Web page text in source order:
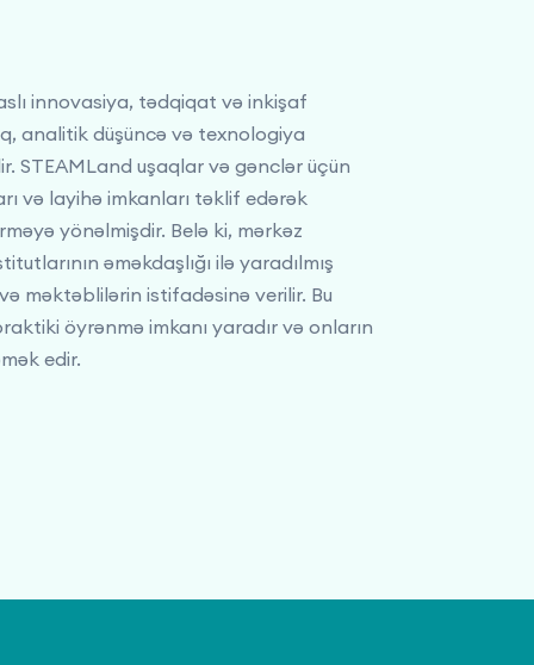
innovasiya, tədqiqat və inkişaf
analitik düşüncə və texnologiya
STEAMLand uşaqlar və gənclər üçün
və layihə imkanları təklif edərək
yönəlmişdir. Belə ki, mərkəz
əməkdaşlığı ilə yaradılmış
məktəblilərin istifadəsinə verilir. Bu
öyrənmə imkanı yaradır və onların
edir.